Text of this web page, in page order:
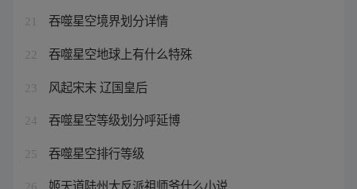
21 吞噬星空境界划分详情
22 吞噬星空地球上有什么特殊
23 风起宋末 辽国皇后
24 吞噬星空等级划分呼延博
25 吞噬星空排行等级
姬天道陆州大反派祖师爷什么小说